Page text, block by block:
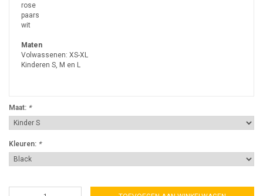
rose
paars
wit
Maten
Volwassenen: XS-XL
Kinderen S, M en L
Maat: *
Kleuren: *